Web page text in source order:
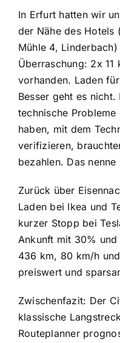
In Erfurt hatten wir
der Nähe des Hotels
Mühle 4,
Überraschung: 2x 11
vorhanden. Laden
Besser geht es
technische
haben, mit dem
verifizieren,
bezahlen. Das
Zurück über
Laden bei Ikea und
kurzer Stopp bei
Ankunft mit 30%
436 km, 80 km/h und
preiswert und
Zwischenfazit: Der
klassische
Routeplanner